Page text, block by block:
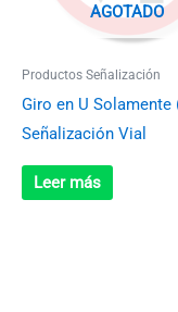
AGOTADO
Productos Señalización
Giro en U Solamente
Señalización Vial
Leer más